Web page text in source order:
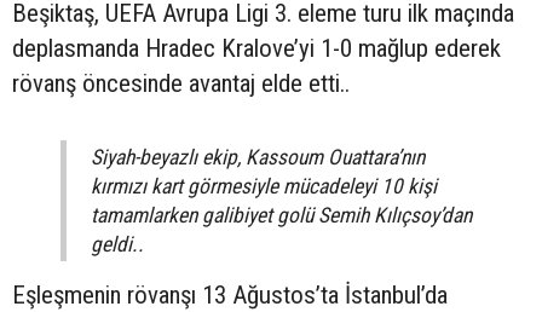
Beşiktaş, UEFA Avrupa Ligi 3. eleme turu ilk maçında
deplasmanda Hradec Kralove’yi 1-0 mağlup ederek
rövanş öncesinde avantaj elde etti..
Siyah-beyazlı ekip, Kassoum Ouattara’nın
kırmızı kart görmesiyle mücadeleyi 10 kişi
tamamlarken galibiyet golü Semih Kılıçsoy’dan
geldi..
Eşleşmenin rövanşı 13 Ağustos’ta İstanbul’da